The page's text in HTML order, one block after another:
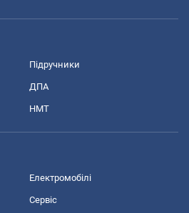
Підручники
ДПА
НМТ
Електромобілі
Сервіс